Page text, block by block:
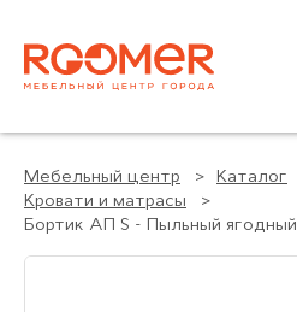
Мебельный центр
Каталог
Кровати и матрасы
Бортик АП S - Пыльный ягодный